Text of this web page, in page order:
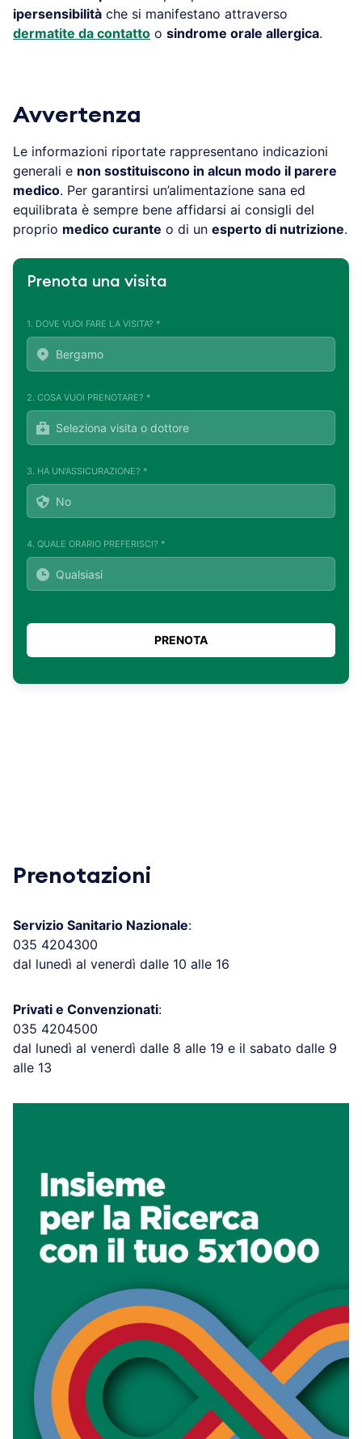
ipersensibilità che si manifestano attraverso
dermatite da contatto o sindrome orale allergica.
Avvertenza
Le informazioni riportate rappresentano indicazioni
generali e non sostituiscono in alcun modo il parere
medico. Per garantirsi un’alimentazione sana ed
equilibrata è sempre bene affidarsi ai consigli del
proprio medico curante o di un esperto di nutrizione.
Prenota una visita
1. DOVE VUOI FARE LA VISITA? *
2. COSA VUOI PRENOTARE? *
3. HA UN'ASSICURAZIONE? *
4. QUALE ORARIO PREFERISCI? *
Prenotazioni
Servizio Sanitario Nazionale:
035 4204300
dal lunedì al venerdì dalle 10 alle 16
Privati e Convenzionati:
035 4204500
dal lunedì al venerdì dalle 8 alle 19 e il sabato dalle 9
alle 13